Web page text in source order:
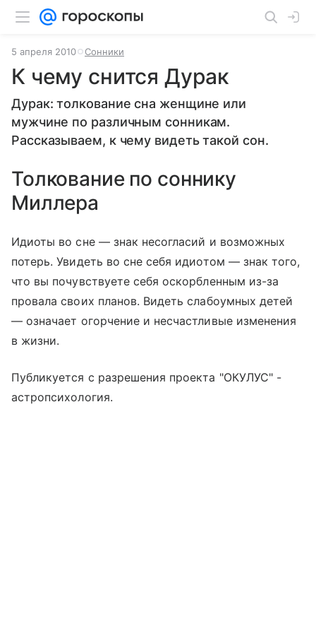
5 апреля 2010 Сонники
К чему снится Дурак
Дурак: толкование сна женщине или
мужчине по различным сонникам.
Рассказываем, к чему видеть такой сон.
Толкование по соннику
Миллера
Идиоты во сне — знак несогласий и возможных
потерь. Увидеть во сне себя идиотом — знак того,
что вы почувствуете себя оскорбленным из-за
провала своих планов. Видеть слабоумных детей
— означает огорчение и несчастливые изменения
в жизни.
Публикуется с разрешения проекта "ОКУЛУС" -
астропсихология.